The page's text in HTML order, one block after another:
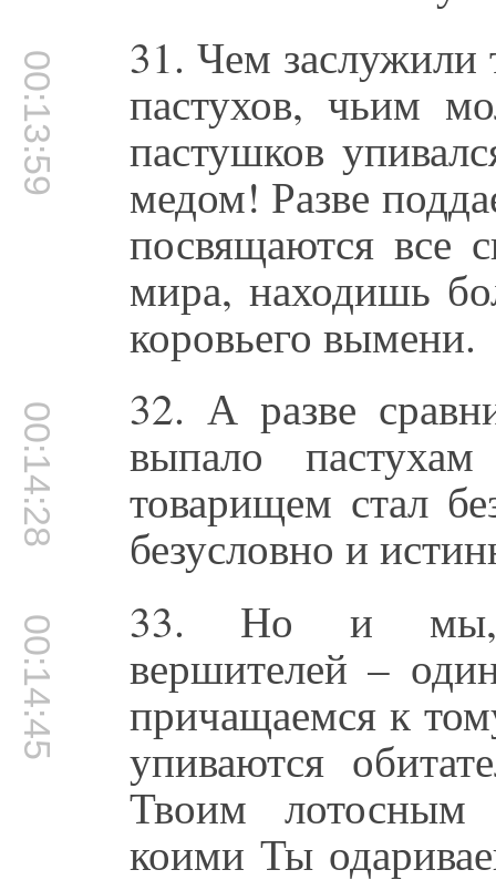
00:13:59 31. Чем заслужили
пастухов, чьим
пастушков
медом! Разве
посвящаются все
мира, находишь
коровьего вымени.
00:14:28 32. А разве
выпало
товарищем стал
безусловно и
00:14:45 33. Но и мы,
вершителей –
причащаемся к
упиваются
Твоим лотосным
коими Ты